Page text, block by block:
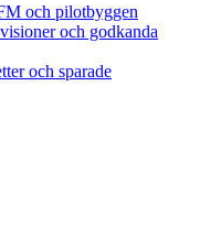
och pilotbyggen
och godkanda
och sparade